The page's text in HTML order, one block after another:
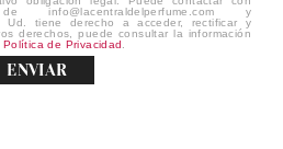
y
Ud. tiene derecho a acceder, rectificar y
derechos, puede consultar la información
Política de Privacidad
ENVIAR